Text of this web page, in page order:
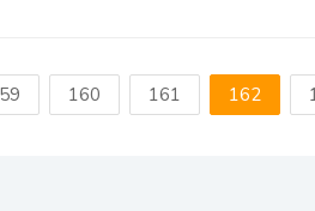
160 161 162